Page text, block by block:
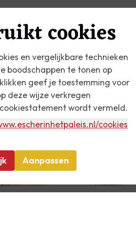
cookies
en vergelijkbare technieken
boodschappen te tonen op
geef je toestemming voor
deze wijze verkregen
wordt vermeld.
/cookies
Aanpassen
doen Over Escher